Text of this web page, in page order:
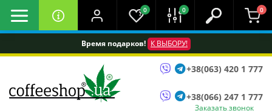
Время подарков! К ВЫБОРУ!
0 0 0
+38(063) 420 1 777
+38(066) 247 1 777
Заказать звонок